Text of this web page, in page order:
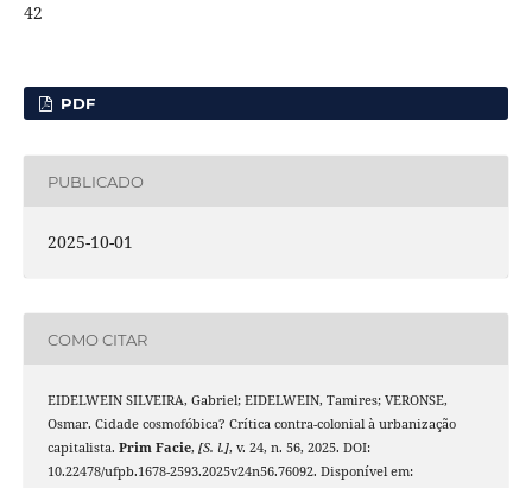
42
PDF
PUBLICADO
2025-10-01
COMO CITAR
EIDELWEIN SILVEIRA, Gabriel; EIDELWEIN, Tamires; VERONSE,
Osmar. Cidade cosmofóbica? Crítica contra-colonial à urbanização
capitalista. Prim Facie, [S. l.], v. 24, n. 56, 2025. DOI:
10.22478/ufpb.1678-2593.2025v24n56.76092. Disponível em: